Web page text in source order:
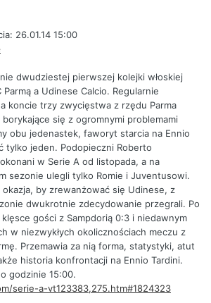
26.01.14 15:00
dwudziestej pierwszej kolejki włoskiej
a Udinese Calcio. Regularnie
koncie trzy zwycięstwa z rzędu Parma
się z ogromnymi problemami
obu jedenastek, faworyt starcia na Ennio
tylko jeden. Podopieczni Roberto
w Serie A od listopada, a na
sezonie ulegli tylko Romie i Juventusowi.
okazja, by zrewanżować się Udinese, z
dwukrotnie zdecydowanie przegrali. Po
gości z Sampdorią 0:3 i niedawnym
w niezwykłych okolicznościach meczu z
Przemawia za nią forma, statystyki, atut
historia konfrontacji na Ennio Tardini.
godzinie 15:00.
serie-a-vt123383,275.htm#1824323